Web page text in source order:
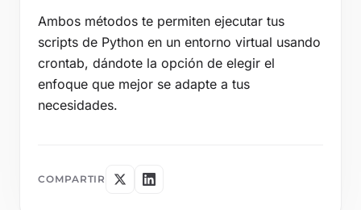
Ambos métodos te permiten ejecutar tus
scripts de Python en un entorno virtual usando
crontab, dándote la opción de elegir el
enfoque que mejor se adapte a tus
necesidades.
COMPARTIR